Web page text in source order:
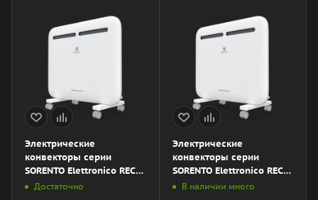
Электрические
конвекторы серии
SORENTO Elettronico REC-
S2000E
Достаточно
Электрические
конвекторы серии
SORENTO Elettronico REC-
S1500E
В наличии много